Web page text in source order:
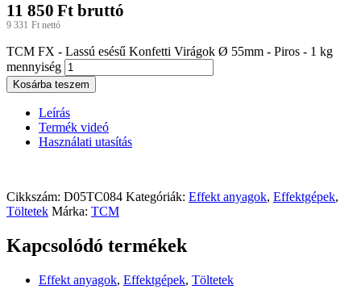
11 850 Ft bruttó
9 331 Ft nettó
TCM FX - Lassú esésű Konfetti Virágok Ø 55mm - Piros - 1 kg
mennyiség
Kosárba teszem
Leírás
Termék videó
Használati utasítás
Cikkszám: D05TC084 Kategóriák: Effekt anyagok, Effektgépek,
Töltetek Márka: TCM
Kapcsolódó termékek
Effekt anyagok, Effektgépek, Töltetek